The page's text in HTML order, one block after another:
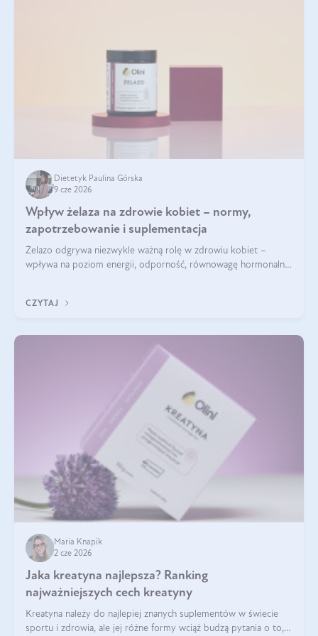
Dietetyk Paulina Górska
9 cze 2026
Wpływ żelaza na zdrowie kobiet – normy,
zapotrzebowanie i suplementacja
Żelazo odgrywa niezwykle ważną rolę w zdrowiu kobiet –
wpływa na poziom energii, odporność, równowagę hormonalną
zawrotów głowy czy problemów z
CZYTAJ
Maria Knapik
2 cze 2026
Jaka kreatyna najlepsza? Ranking
najważniejszych cech kreatyny
Kreatyna należy do najlepiej znanych suplementów w świecie
sportu i zdrowia, ale jej różne formy wciąż budzą pytania o to,